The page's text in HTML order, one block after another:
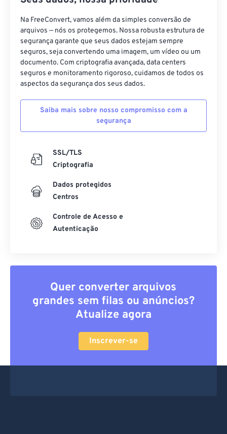
Na FreeConvert, vamos além da simples conversão de
arquivos — nós os protegemos. Nossa robusta estrutura de
segurança garante que seus dados estejam sempre
seguros, seja convertendo uma imagem, um vídeo ou um
documento. Com criptografia avançada, data centers
seguros e monitoramento rigoroso, cuidamos de todos os
aspectos da segurança dos seus dados.
Saiba mais sobre nosso compromisso com a
segurança
SSL/TLS
Criptografia
Dados protegidos
Centros
Controle de Acesso e
Autenticação
Quer converter arquivos
grandes sem filas ou anúncios?
Atualize agora
Inscrever-se